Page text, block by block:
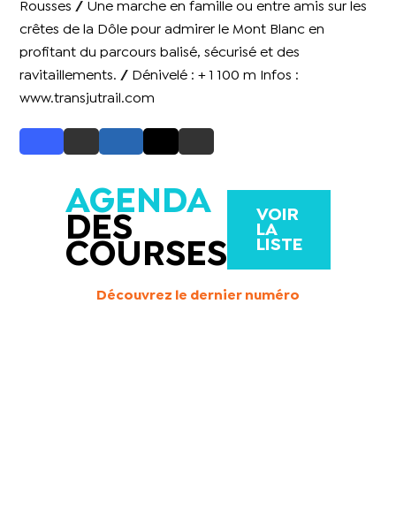
Rousses // Une marche en famille ou entre amis sur les
crêtes de la Dôle pour admirer le Mont Blanc en
profitant du parcours balisé, sécurisé et des
ravitaillements. // Dénivelé : + 1 100 m Infos :
www.transjutrail.com
AGENDA
DES
COURSES
VOIR
LA
LISTE
Découvrez le dernier numéro